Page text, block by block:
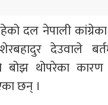
दल नेपाली
शेरबहादुर देउवाले
बोझ थोपरेका
छन् ।